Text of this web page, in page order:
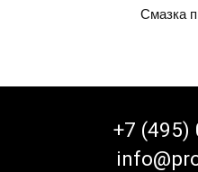
Смазка
+7 (495)